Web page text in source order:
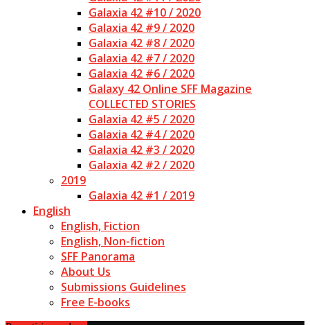
Galaxia 42 #10 / 2020
Galaxia 42 #9 / 2020
Galaxia 42 #8 / 2020
Galaxia 42 #7 / 2020
Galaxia 42 #6 / 2020
Galaxy 42 Online SFF Magazine
COLLECTED STORIES
Galaxia 42 #5 / 2020
Galaxia 42 #4 / 2020
Galaxia 42 #3 / 2020
Galaxia 42 #2 / 2020
2019
Galaxia 42 #1 / 2019
English
English, Fiction
English, Non-fiction
SFF Panorama
About Us
Submissions Guidelines
Free E-books